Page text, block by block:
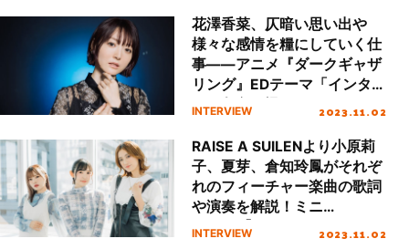
花澤香菜、仄暗い思い出や
様々な感情を糧にしていく仕
事――アニメ『ダークギャザ
リング』EDテーマ「インタリ
オ／灰色」撮りおろしインタ
INTERVIEW 2023.11.02
RAISE A SUILENより小原莉
子、夏芽、倉知玲鳳がそれぞ
れのフィーチャー楽曲の歌詞
や演奏を解説！ミニ
Album『REVELATION』リリ
INTERVIEW 2023.11.02